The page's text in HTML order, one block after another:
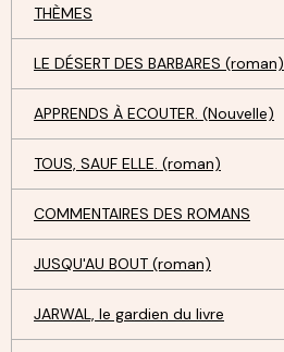
THÈMES
LE DÉSERT DES BARBARES (roman)
APPRENDS À ECOUTER. (Nouvelle)
TOUS, SAUF ELLE. (roman)
COMMENTAIRES DES ROMANS
JUSQU'AU BOUT (roman)
JARWAL, le gardien du livre